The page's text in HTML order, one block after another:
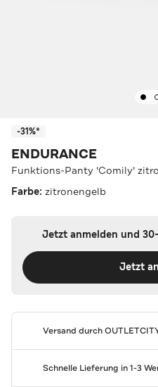
-31%*
ENDURANCE
Funktions-Panty 'Comily'
Farbe: zitronengelb
Jetzt anmelden und
Jetzt
Versand durch
Schnelle Lieferung in 1-3